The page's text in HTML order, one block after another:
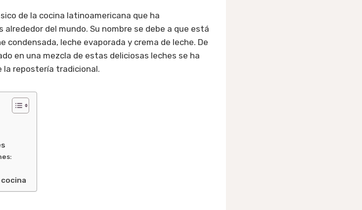
de la cocina latinoamericana que ha
del mundo. Su nombre se debe a que está
condensada, leche evaporada y crema de leche. De
en una mezcla de estas deliciosas leches se ha
la repostería tradicional.